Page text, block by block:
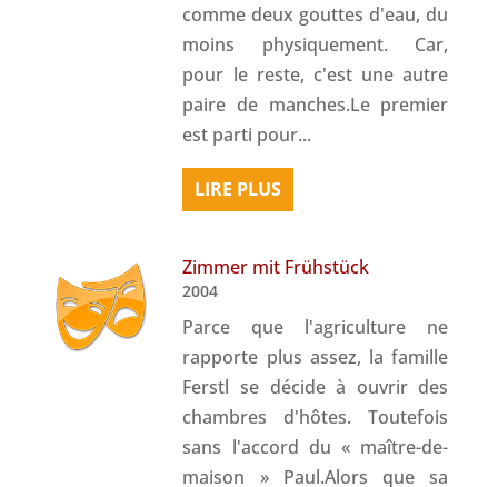
comme deux gouttes d'eau, du
moins physiquement. Car,
pour le reste, c'est une autre
paire de manches.Le premier
est parti pour...
LIRE PLUS
Zimmer mit Frühstück
2004
Parce que l'agriculture ne
rapporte plus assez, la famille
Ferstl se décide à ouvrir des
chambres d'hôtes. Toutefois
sans l'accord du « maître-de-
maison » Paul.Alors que sa